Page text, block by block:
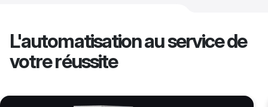
L'automatisation au service de
votre réussite